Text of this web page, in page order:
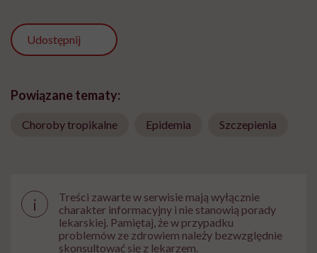
Udostępnij
Powiązane tematy:
Choroby tropikalne Epidemia Szczepienia
i
Treści zawarte w serwisie mają wyłącznie
charakter informacyjny i nie stanowią porady
lekarskiej. Pamiętaj, że w przypadku
problemów ze zdrowiem należy bezwzględnie
skonsultować się z lekarzem.